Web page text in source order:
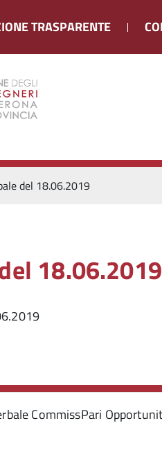
TRASPARENTE
del 18.06.2019
18.06.2019
CommissPari